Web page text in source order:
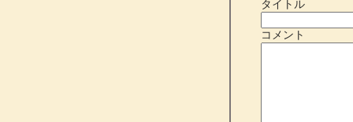
タイトル
コメント